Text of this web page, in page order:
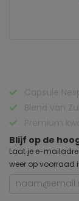
Blijf op de
Laat je e-
weer op voorraad